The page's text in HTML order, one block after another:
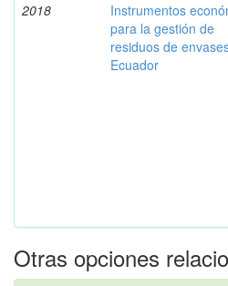
2018
Instrumentos
para la gestión de
residuos de
Ecuador
Otras opciones